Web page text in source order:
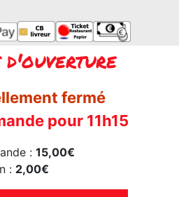
fermé
pour 11h15
: 15,00€
: 2,00€